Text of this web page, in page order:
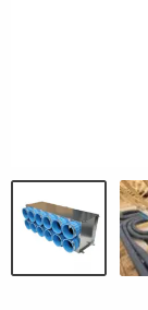
Iepakojuma
plēves
120mik